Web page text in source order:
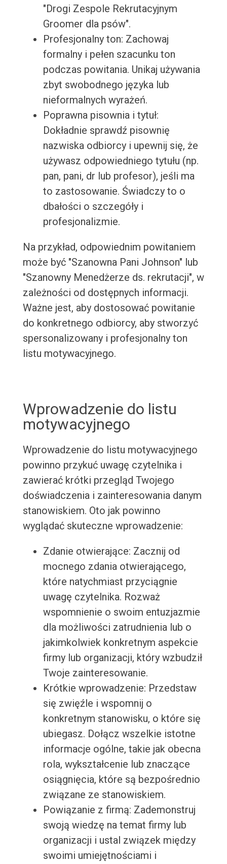
"Drogi Zespole Rekrutacyjnym
Groomer dla psów".
Profesjonalny ton: Zachowaj
formalny i pełen szacunku ton
podczas powitania. Unikaj używania
zbyt swobodnego języka lub
nieformalnych wyrażeń.
Poprawna pisownia i tytuł:
Dokładnie sprawdź pisownię
nazwiska odbiorcy i upewnij się, że
używasz odpowiedniego tytułu (np.
pan, pani, dr lub profesor), jeśli ma
to zastosowanie. Świadczy to o
dbałości o szczegóły i
profesjonalizmie.
Na przykład, odpowiednim powitaniem
może być "Szanowna Pani Johnson" lub
"Szanowny Menedżerze ds. rekrutacji", w
zależności od dostępnych informacji.
Ważne jest, aby dostosować powitanie
do konkretnego odbiorcy, aby stworzyć
spersonalizowany i profesjonalny ton
listu motywacyjnego.
Wprowadzenie do listu
motywacyjnego
Wprowadzenie do listu motywacyjnego
powinno przykuć uwagę czytelnika i
zawierać krótki przegląd Twojego
doświadczenia i zainteresowania danym
stanowiskiem. Oto jak powinno
wyglądać skuteczne wprowadzenie:
Zdanie otwierające: Zacznij od
mocnego zdania otwierającego,
które natychmiast przyciągnie
uwagę czytelnika. Rozważ
wspomnienie o swoim entuzjazmie
dla możliwości zatrudnienia lub o
jakimkolwiek konkretnym aspekcie
firmy lub organizacji, który wzbudził
Twoje zainteresowanie.
Krótkie wprowadzenie: Przedstaw
się zwięźle i wspomnij o
konkretnym stanowisku, o które się
ubiegasz. Dołącz wszelkie istotne
informacje ogólne, takie jak obecna
rola, wykształcenie lub znaczące
osiągnięcia, które są bezpośrednio
związane ze stanowiskiem.
Powiązanie z firmą: Zademonstruj
swoją wiedzę na temat firmy lub
organizacji i ustal związek między
swoimi umiejętnościami i